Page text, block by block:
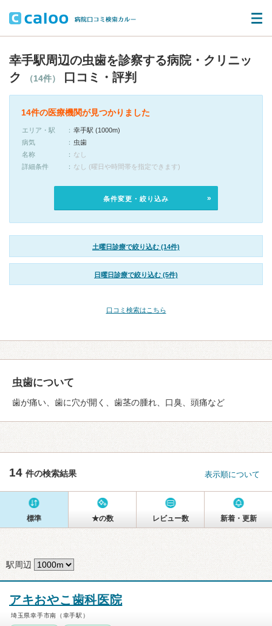
幸手駅周辺の虫歯を診察する病院・クリニッ
ク
（14件） 口コミ・評判
14件の医療機関が見つかりました
エリア・駅
幸手駅 (1000m)
病気
虫歯
名称
なし
詳細条件
なし (曜日や時間帯を指定できます)
条件変更・絞り込み
土曜日診療で絞り込む (14件)
日曜日診療で絞り込む (5件)
口コミ検索はこちら
虫歯について
歯が痛い、歯に穴が開く、歯茎の腫れ、口臭、頭痛など
14 件の検索結果 表示順について
標準 ★の数 レビュー数 新着・更新
駅周辺
アキおやこ歯科医院
埼玉県幸手市南（幸手駅）